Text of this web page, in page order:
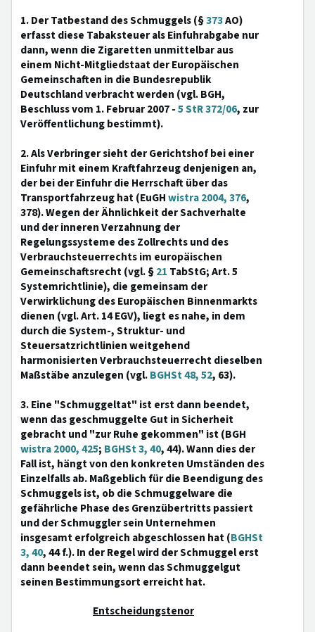
1. Der Tatbestand des Schmuggels (§373AO)
erfasst diese Tabaksteuer als Einfuhrabgabe nur
dann, wenn die Zigaretten unmittelbar aus
einem Nicht-Mitgliedstaat der Europäischen
Gemeinschaften in die Bundesrepublik
Deutschland verbracht werden (vgl. BGH,
Beschluss vom 1. Februar 2007 -5 StR 372/06, zur
Veröffentlichung bestimmt).
2. Als Verbringer sieht der Gerichtshof bei einer
Einfuhr mit einem Kraftfahrzeug denjenigen an,
der bei der Einfuhr die Herrschaft über das
Transportfahrzeug hat (EuGHwistra 2004, 376,
378). Wegen der Ähnlichkeit der Sachverhalte
und der inneren Verzahnung der
Regelungssysteme des Zollrechts und des
Verbrauchsteuerrechts im europäischen
Gemeinschaftsrecht (vgl. §21 TabStG; Art. 5
Systemrichtlinie), die gemeinsam der
Verwirklichung des Europäischen Binnenmarkts
dienen (vgl. Art. 14 EGV), liegt es nahe, in dem
durch die System-, Struktur- und
Steuersatzrichtlinien weitgehend
harmonisierten Verbrauchsteuerrecht dieselben
Maßstäbe anzulegen (vgl.BGHSt 48, 52, 63).
3. Eine "Schmuggeltat" ist erst dann beendet,
wenn das geschmuggelte Gut in Sicherheit
gebracht und "zur Ruhe gekommen" ist (BGH
wistra 2000, 425; BGHSt 3, 40, 44). Wann dies der
Fall ist, hängt von den konkreten Umständen des
Einzelfalls ab. Maßgeblich für die Beendigung des
Schmuggels ist, ob die Schmuggelware die
gefährliche Phase des Grenzübertritts passiert
und der Schmuggler sein Unternehmen
insgesamt erfolgreich abgeschlossen hat (BGHSt
3, 40, 44 f.). In der Regel wird der Schmuggel erst
dann beendet sein, wenn das Schmuggelgut
seinen Bestimmungsort erreicht hat.
Entscheidungstenor